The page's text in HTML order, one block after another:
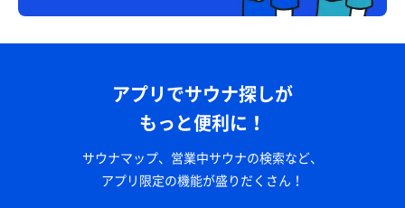
アプリでサウナ探しが
もっと便利に！
サウナマップ、営業中サウナの検索など、
アプリ限定の機能が盛りだくさん！